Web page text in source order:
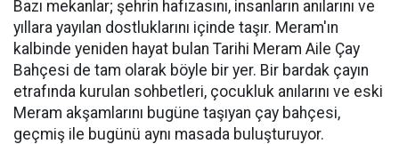
Bazı mekanlar; şehrin hafızasını, insanların anılarını ve
yıllara yayılan dostluklarını içinde taşır. Meram'ın
kalbinde yeniden hayat bulan Tarihi Meram Aile Çay
Bahçesi de tam olarak böyle bir yer. Bir bardak çayın
etrafında kurulan sohbetleri, çocukluk anılarını ve eski
Meram akşamlarını bugüne taşıyan çay bahçesi,
geçmiş ile bugünü aynı masada buluşturuyor.